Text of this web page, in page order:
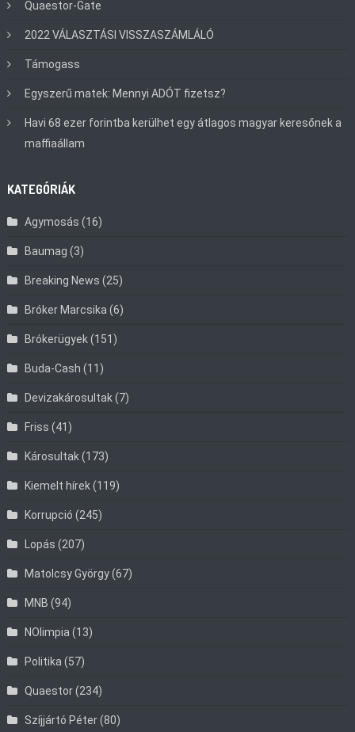
Quaestor-Gate
2022 VÁLASZTÁSI VISSZASZÁMLÁLÓ
Támogass
Egyszerű matek: Mennyi ADÓT fizetsz?
Havi 68 ezer forintba kerülhet egy átlagos magyar keresőnek a
maffiaállam
KATEGÓRIÁK
Agymosás (16)
Baumag (3)
Breaking News (25)
Bróker Marcsika (6)
Brókerügyek(151)
Buda-Cash (11)
Devizakárosultak(7)
Friss (41)
Károsultak(173)
Kiemelt hírek(119)
Korrupció (245)
Lopás (207)
Matolcsy György(67)
MNB (94)
NOlimpia (13)
Politika (57)
Quaestor(234)
Szíjjártó Péter(80)